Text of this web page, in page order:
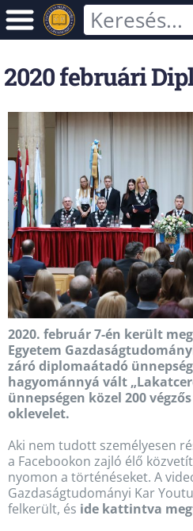
2020 februári
2020. február 7-én került
Egyetem
záró diplomaátadó
hagyománnyá vált
ünnepségen közel 200
oklevelet.
Aki nem tudott személyesen
a Facebookon zajló élő
nyomon a történéseket. A
Gazdaságtudományi Kar
felkerült, és ide kattintva